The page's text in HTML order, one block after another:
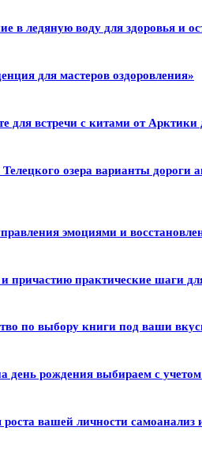
в ледяную воду для здоровья и
для мастеров оздоровления»
для встречи с китами от
озера варианты дороги
эмоциями и
причастию практические шаги
по выбору книги под ваши
день рождения выбираем с
вашей личности